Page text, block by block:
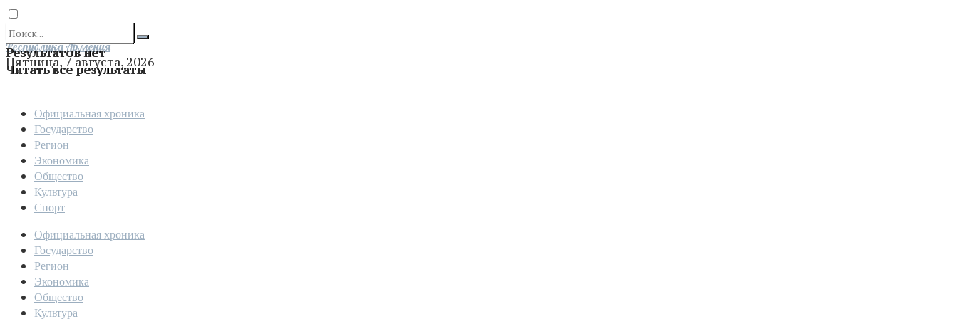
Результатов нет
Читать все результаты
Отправить
Республика Армения
Пятница, 7 августа, 2026
Официальная хроника
Государство
Регион
Экономика
Общество
Культура
Спорт
Официальная хроника
Государство
Регион
Экономика
Общество
Культура